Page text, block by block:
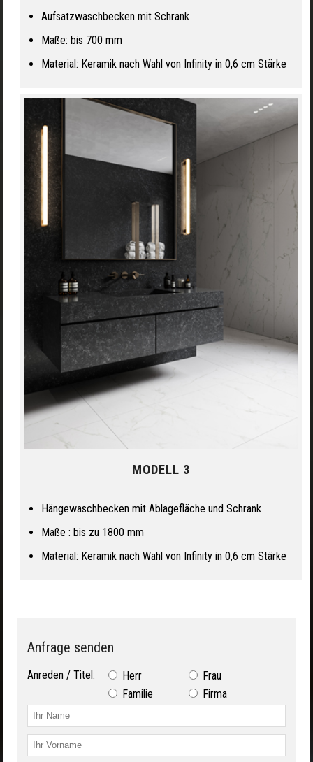
Aufsatzwaschbecken mit Schrank
Maße: bis 700 mm
Material: Keramik nach Wahl von Infinity in 0,6 cm Stärke
MODELL 3
Hängewaschbecken mit Ablagefläche und Schrank
Maße : bis zu 1800 mm
Material: Keramik nach Wahl von Infinity in 0,6 cm Stärke
Anfrage senden
Anreden / Titel: Herr
Frau
Familie
Firma